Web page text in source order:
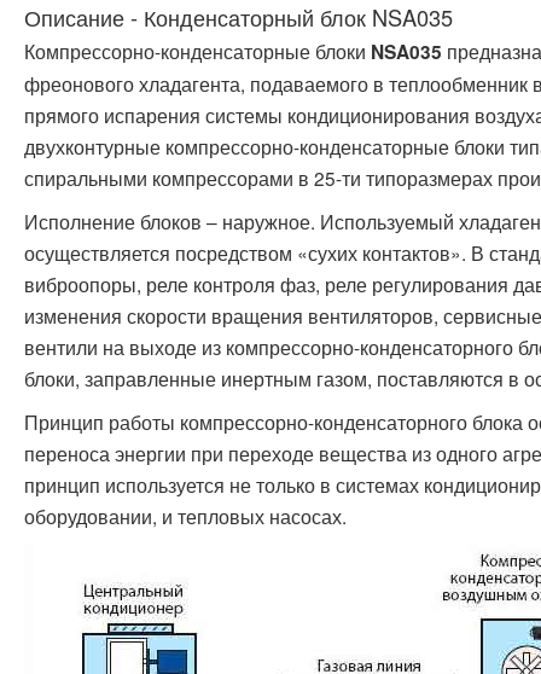
Описание - Конденсаторный блок NSA035
Компрессорно-конденсаторные блоки NSA035
фреонового хладагента, подаваемого в теплообменник
прямого испарения системы кондиционирования
двухконтурные компрессорно-конденсаторные блоки
спиральными компрессорами в 25-ти типоразмерах
Исполнение блоков – наружное. Используемый
осуществляется посредством «сухих контактов». В
виброопоры, реле контроля фаз, реле регулирования
изменения скорости вращения вентиляторов,
вентили на выходе из компрессорно-конденсаторного
блоки, заправленные инертным газом, поставляются в
Принцип работы компрессорно-конденсаторного блока
переноса энергии при переходе вещества из одного
принцип используется не только в системах
оборудовании, и тепловых насосах.